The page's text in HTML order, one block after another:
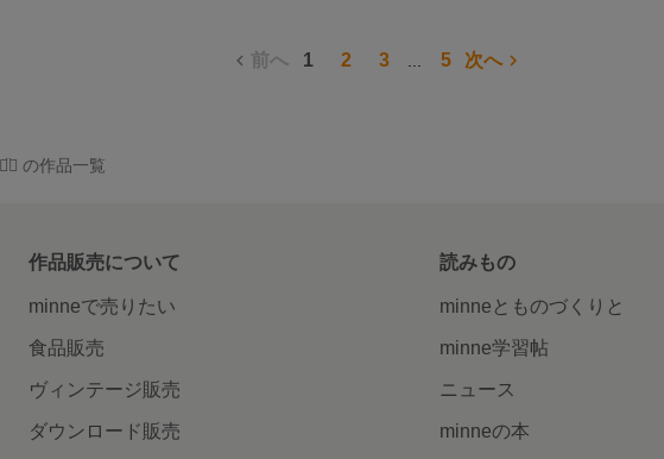
前へ 1 2 3 5 次へ
の作品一覧
作品販売について
minneで売りたい
食品販売
ヴィンテージ販売
ダウンロード販売
読みもの
minneとものづくりと
minne学習帖
ニュース
minneの本